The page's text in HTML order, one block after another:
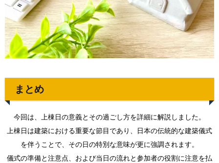
まとめ
今回は、上棟日の意義とその過ごし方を詳細に解説しました。
上棟日は建築における重要な節目であり、日本の伝統的な建築儀式
を伴うことで、その日の特別な意味が更に強調されます。
儀式の準備と注意点、および当日の流れと参加者の役割に注意を払